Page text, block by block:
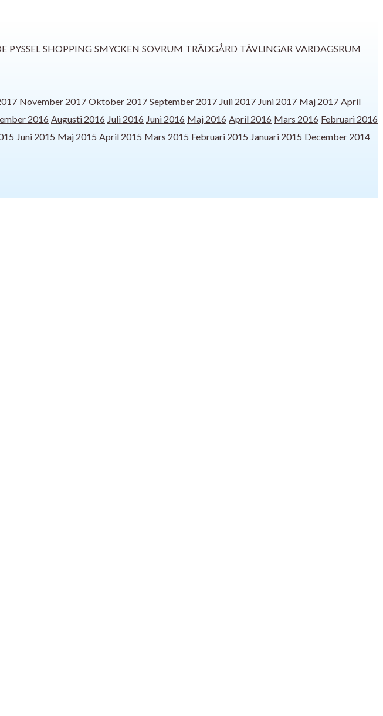
PYSSEL SHOPPING SMYCKEN SOVRUM TRÄDGÅRD TÄVLINGAR VARDAGSRUM
November 2017 Oktober 2017 September 2017 Juli 2017 Juni 2017 Maj 2017 April
2016 Augusti 2016 Juli 2016 Juni 2016 Maj 2016 April 2016 Mars 2016 Februari 2016
Juni 2015 Maj 2015 April 2015 Mars 2015 Februari 2015 Januari 2015 December 2014